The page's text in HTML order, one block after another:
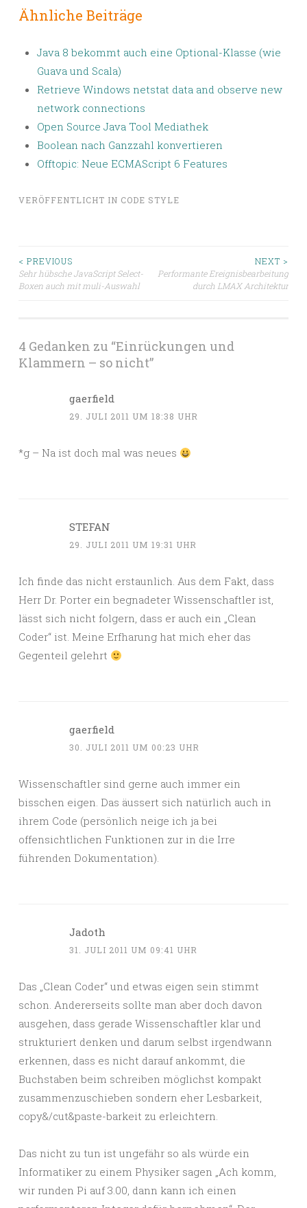
Ähnliche Beiträge
Java 8 bekommt auch eine Optional-Klasse (wie
Guava und Scala)
Retrieve Windows netstat data and observe new
network connections
Open Source Java Tool Mediathek
Boolean nach Ganzzahl konvertieren
Offtopic: Neue ECMAScript 6 Features
VERÖFFENTLICHT IN CODE STYLE
Beitragsnavigation
< PREVIOUS
Sehr hübsche JavaScript Select-
Boxen auch mit muli-Auswahl
NEXT >
Performante Ereignisbearbeitung
durch LMAX Architektur
4 Gedanken zu “Einrückungen und
Klammern – so nicht”
gaerfield
29. JULI 2011 UM 18:38 UHR
*g – Na ist doch mal was neues
STEFAN
29. JULI 2011 UM 19:31 UHR
Ich finde das nicht erstaunlich. Aus dem Fakt, dass
Herr Dr. Porter ein begnadeter Wissenschaftler ist,
lässt sich nicht folgern, dass er auch ein „Clean
Coder“ ist. Meine Erfharung hat mich eher das
Gegenteil gelehrt
gaerfield
30. JULI 2011 UM 00:23 UHR
Wissenschaftler sind gerne auch immer ein
bisschen eigen. Das äussert sich natürlich auch in
ihrem Code (persönlich neige ich ja bei
offensichtlichen Funktionen zur in die Irre
führenden Dokumentation).
Jadoth
31. JULI 2011 UM 09:41 UHR
Das „Clean Coder“ und etwas eigen sein stimmt
schon. Andererseits sollte man aber doch davon
ausgehen, dass gerade Wissenschaftler klar und
strukturiert denken und darum selbst irgendwann
erkennen, dass es nicht darauf ankommt, die
Buchstaben beim schreiben möglichst kompakt
zusammenzuschieben sondern eher Lesbarkeit,
copy&/cut&paste-barkeit zu erleichtern.
Das nicht zu tun ist ungefähr so als würde ein
Informatiker zu einem Physiker sagen „Ach komm,
wir runden Pi auf 3.00, dann kann ich einen